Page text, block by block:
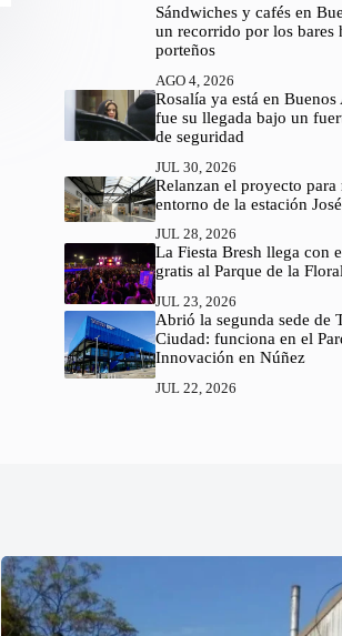
Sándwiches y cafés en
un recorrido por los bares
porteños
AGO 4, 2026
Rosalía ya está en Buenos
fue su llegada bajo un
de seguridad
JUL 30, 2026
Relanzan el proyecto
entorno de la estación
JUL 28, 2026
La Fiesta Bresh llega con
gratis al Parque de la
JUL 23, 2026
Abrió la segunda sede de
Ciudad: funciona en el
Innovación en Núñez
JUL 22, 2026